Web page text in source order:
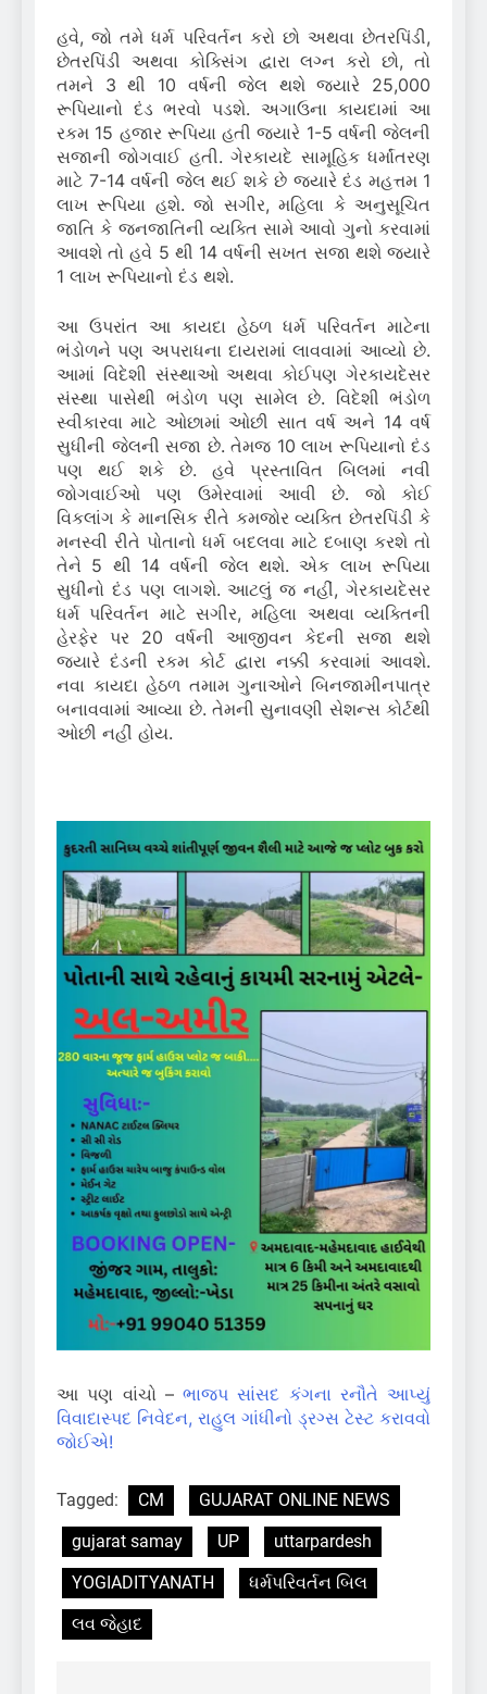
હવે, જો તમે ધર્મ પરિવર્તન કરો છો અથવા છેતરપિંડી,
છેતરપિંડી અથવા કોક્સિંગ દ્વારા લગ્ન કરો છો, તો
તમને 3 થી 10 વર્ષની જેલ થશે જ્યારે 25,000
રૂપિયાનો દંડ ભરવો પડશે. અગાઉના કાયદામાં આ
રકમ 15 હજાર રૂપિયા હતી જ્યારે 1-5 વર્ષની જેલની
સજાની જોગવાઈ હતી. ગેરકાયદે સામૂહિક ધર્માંતરણ
માટે 7-14 વર્ષની જેલ થઈ શકે છે જ્યારે દંડ મહત્તમ 1
લાખ રૂપિયા હશે. જો સગીર, મહિલા કે અનુસૂચિત
જાતિ કે જનજાતિની વ્યક્તિ સામે આવો ગુનો કરવામાં
આવશે તો હવે 5 થી 14 વર્ષની સખત સજા થશે જ્યારે
1 લાખ રૂપિયાનો દંડ થશે.
આ ઉપરાંત આ કાયદા હેઠળ ધર્મ પરિવર્તન માટેના
ભંડોળને પણ અપરાધના દાયરામાં લાવવામાં આવ્યો છે.
આમાં વિદેશી સંસ્થાઓ અથવા કોઈપણ ગેરકાયદેસર
સંસ્થા પાસેથી ભંડોળ પણ સામેલ છે. વિદેશી ભંડોળ
સ્વીકારવા માટે ઓછામાં ઓછી સાત વર્ષ અને 14 વર્ષ
સુધીની જેલની સજા છે. તેમજ 10 લાખ રૂપિયાનો દંડ
પણ થઈ શકે છે. હવે પ્રસ્તાવિત બિલમાં નવી
જોગવાઈઓ પણ ઉમેરવામાં આવી છે. જો કોઈ
વિકલાંગ કે માનસિક રીતે કમજોર વ્યક્તિ છેતરપિંડી કે
મનસ્વી રીતે પોતાનો ધર્મ બદલવા માટે દબાણ કરશે તો
તેને 5 થી 14 વર્ષની જેલ થશે. એક લાખ રૂપિયા
સુધીનો દંડ પણ લાગશે. આટલું જ નહીં, ગેરકાયદેસર
ધર્મ પરિવર્તન માટે સગીર, મહિલા અથવા વ્યક્તિની
હેરફેર પર 20 વર્ષની આજીવન કેદની સજા થશે
જ્યારે દંડની રકમ કોર્ટ દ્વારા નક્કી કરવામાં આવશે.
નવા કાયદા હેઠળ તમામ ગુનાઓને બિનજામીનપાત્ર
બનાવવામાં આવ્યા છે. તેમની સુનાવણી સેશન્સ કોર્ટથી
ઓછી નહીં હોય.
આ પણ વાંચો – ભાજપ સાંસદ કંગના રનૌતે આપ્યું
વિવાદાસ્પદ નિવેદન, રાહુલ ગાંધીનો ડ્રગ્સ ટેસ્ટ કરાવવો
જોઈએ!
Tagged: CM
GUJARAT ONLINE NEWS
gujarat samay
UP
uttarpardesh
YOGIADITYANATH
ધર્મપરિવર્તન બિલ
લવ જેહાદ